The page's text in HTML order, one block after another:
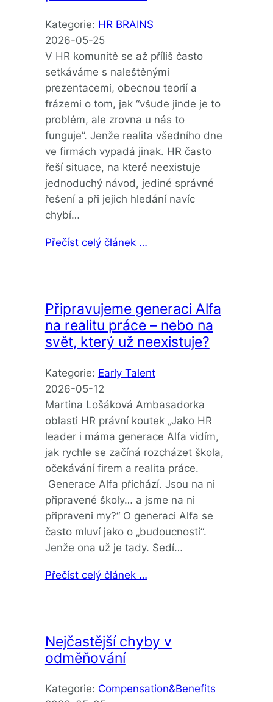
Kategorie: HR BRAINS
2026-05-25
V HR komunitě se až příliš často
setkáváme s naleštěnými
prezentacemi, obecnou teorií a
frázemi o tom, jak “všude jinde je to
problém, ale zrovna u nás to
funguje”. Jenže realita všedního dne
ve firmách vypadá jinak. HR často
řeší situace, na které neexistuje
jednoduchý návod, jediné správné
řešení a při jejich hledání navíc
chybí…
Přečíst celý článek …
Připravujeme generaci Alfa
na realitu práce – nebo na
svět, který už neexistuje?
Kategorie: Early Talent
2026-05-12
Martina Lošáková Ambasadorka
oblasti HR právní koutek „Jako HR
leader i máma generace Alfa vidím,
jak rychle se začíná rozcházet škola,
očekávání firem a realita práce.
Generace Alfa přichází. Jsou na ni
připravené školy… a jsme na ni
připraveni my?“ O generaci Alfa se
často mluví jako o „budoucnosti“.
Jenže ona už je tady. Sedí…
Přečíst celý článek …
Nejčastější chyby v
odměňování
Kategorie: Compensation&Benefits